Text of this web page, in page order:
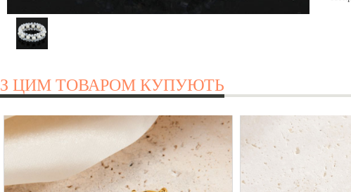
З ЦИМ ТОВАРОМ КУПУЮТЬ